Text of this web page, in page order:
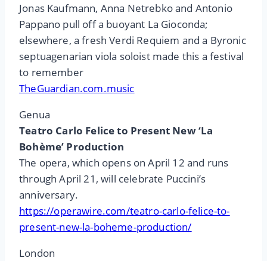
Jonas Kaufmann, Anna Netrebko and Antonio
Pappano pull off a buoyant La Gioconda;
elsewhere, a fresh Verdi Requiem and a Byronic
septuagenarian viola soloist made this a festival
to remember
TheGuardian.com.music
Genua
Teatro Carlo Felice to Present New ‘La
Bohème’ Production
The opera, which opens on April 12 and runs
through April 21, will celebrate Puccini’s
anniversary.
https://operawire.com/teatro-carlo-felice-to-
present-new-la-boheme-production/
London